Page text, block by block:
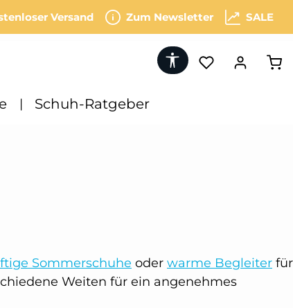
Versand Zum Newsletter SALE
Werkzeugleiste anzeigen
Du hast 0
Schuh-Ratgeber
Sommerschuhe oder warme Begleiter für
Weiten für ein angenehmes